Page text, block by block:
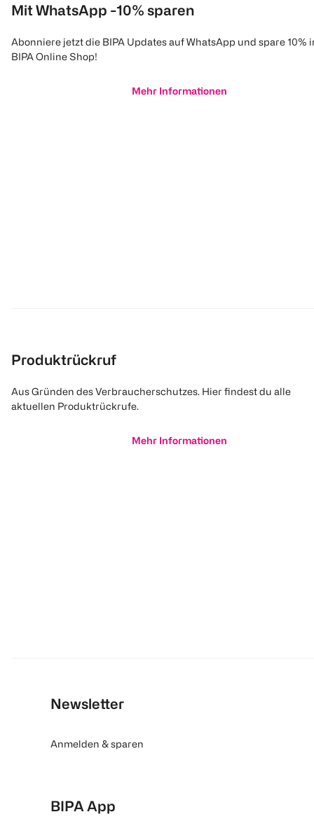
Mit WhatsApp -10% sparen
Abonniere jetzt die BIPA Updates auf WhatsApp und spare 10%
BIPA Online Shop!
Mehr Informationen
Produktrückruf
Aus Gründen des Verbraucherschutzes. Hier findest du alle
aktuellen Produktrückrufe.
Mehr Informationen
Newsletter
Anmelden & sparen
BIPA App